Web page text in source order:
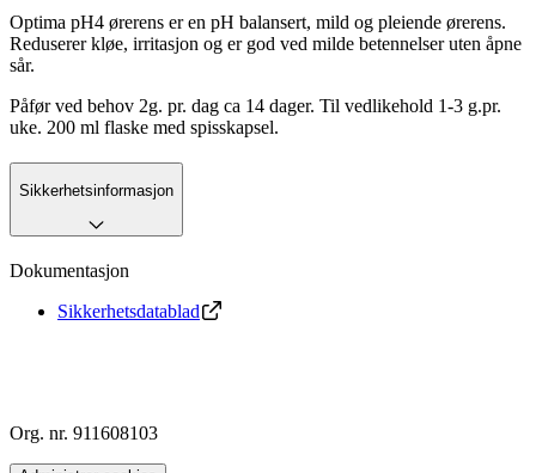
Optima pH4 ørerens er en pH balansert, mild og pleiende ørerens.
Reduserer kløe, irritasjon og er god ved milde betennelser uten åpne
sår.
Påfør ved behov 2g. pr. dag ca 14 dager. Til vedlikehold 1-3 g.pr.
uke. 200 ml flaske med spisskapsel.
Sikkerhetsinformasjon
Dokumentasjon
Sikkerhetsdatablad
Org. nr. 911608103